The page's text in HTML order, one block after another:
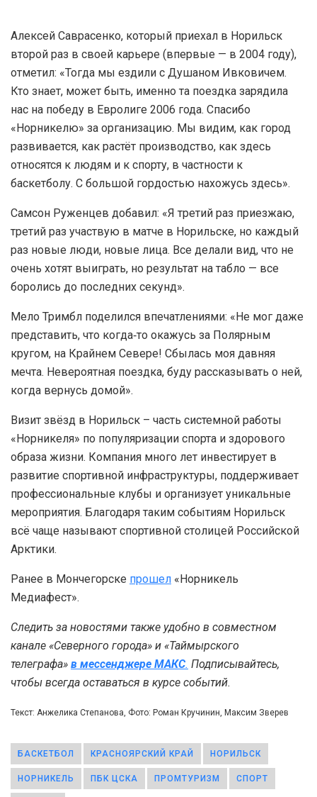
Алексей Саврасенко, который приехал в Норильск
второй раз в своей карьере (впервые — в 2004 году),
отметил: «Тогда мы ездили с Душаном Ивковичем.
Кто знает, может быть, именно та поездка зарядила
нас на победу в Евролиге 2006 года. Спасибо
«Норникелю» за организацию. Мы видим, как город
развивается, как растёт производство, как здесь
относятся к людям и к спорту, в частности к
баскетболу. С большой гордостью нахожусь здесь».
Самсон Руженцев добавил: «Я третий раз приезжаю,
третий раз участвую в матче в Норильске, но каждый
раз новые люди, новые лица. Все делали вид, что не
очень хотят выиграть, но результат на табло — все
боролись до последних секунд».
Мело Тримбл поделился впечатлениями: «Не мог даже
представить, что когда‑то окажусь за Полярным
кругом, на Крайнем Севере! Сбылась моя давняя
мечта. Невероятная поездка, буду рассказывать о ней,
когда вернусь домой».
Визит звёзд в Норильск – часть системной работы
«Норникеля» по популяризации спорта и здорового
образа жизни. Компания много лет инвестирует в
развитие спортивной инфраструктуры, поддерживает
профессиональные клубы и организует уникальные
мероприятия. Благодаря таким событиям Норильск
всё чаще называют спортивной столицей Российской
Арктики.
Ранее в Мончегорске прошел «Норникель
Медиафест».
Следить за новостями также удобно в совместном
канале «Северного города» и «Таймырского
телеграфа» в мессенджере MAКС. Подписывайтесь,
чтобы всегда оставаться в курсе событий.
Текст: Анжелика Степанова, Фото: Роман Кручинин, Максим Зверев
БАСКЕТБОЛ КРАСНОЯРСКИЙ КРАЙ НОРИЛЬСК
НОРНИКЕЛЬ ПБК ЦСКА ПРОМТУРИЗМ СПОРТ